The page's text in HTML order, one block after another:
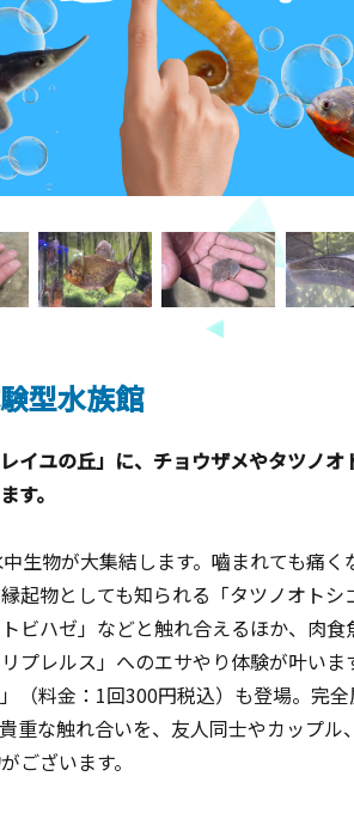
型水族館
ユの丘」に、チョウザメやタツノオ
す。
生物が大集結します。嚙まれても痛
起物としても知られる「タツノオト
ビハゼ」などと触れ合えるほか、肉
プレルス」へのエサやり体験が叶い
（料金：1回300円税込）も登場。完
な触れ合いを、友人同士やカップル
ございます。